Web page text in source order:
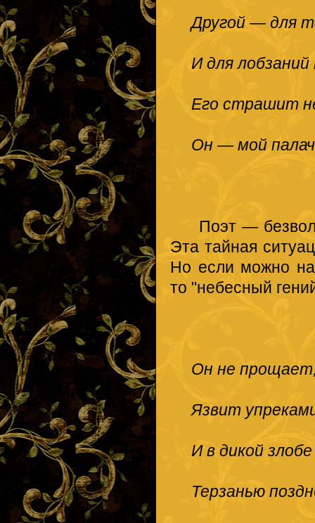
Другой — для
И для лобзаний
Его страшит
Он — мой палач
Поэт —
Эта тайная
Но если можно
то "небесный
Он не
Язвит
И в дикой
Терзанью